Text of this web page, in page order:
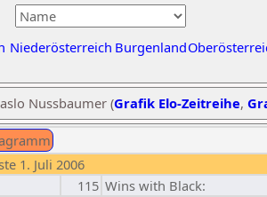
Niederösterreich Burgenland
Nussbaumer (Grafik Elo-Zeitreihe,
1. Juli 2006
115 Wins with Black: